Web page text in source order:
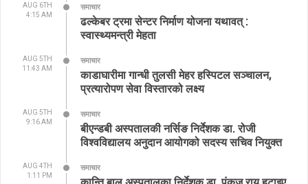
AUG 6TH
4:15 AM
समाचार
ढल्केबर ट्रमा सेन्टर निर्माण योजना यथावत् :
स्वास्थ्यमन्त्री मेहता
AUG 5TH
11:43 AM
समाचार
काडाघारीमा गान्धी तुलसी मेहर हस्पिटल सञ्चालन,
प्रत्यारोपण सेवा विस्तारको लक्ष्य
AUG 5TH
9:16 AM
समाचार
बीएन्डबी अस्पतालकी नर्सिङ निर्देशक डा. रोजी
विश्वविद्यालय अनुदान आयोगको सदस्य सचिव नियुक्त
AUG 4TH
1:11 PM
समाचार